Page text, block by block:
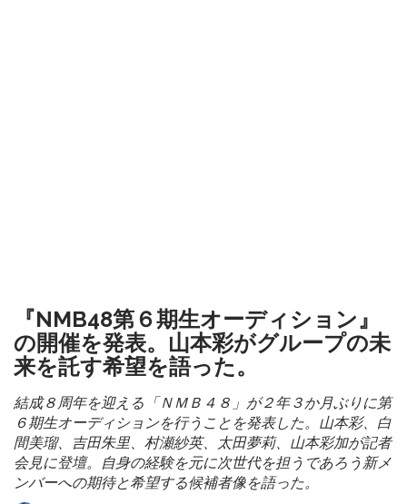
『NMB48第６期生オーディション』
の開催を発表。山本彩がグループの未
来を託す希望を語った。
結成８周年を迎える「ＮＭＢ４８」が２年３か月ぶりに第
６期生オーディションを行うことを発表した。山本彩、白
間美瑠、吉田朱里、村瀬紗英、太田夢莉、山本彩加が記者
会見に登壇。自身の経験を元に次世代を担うであろう新メ
ンバーへの期待と希望する候補者像を語った。